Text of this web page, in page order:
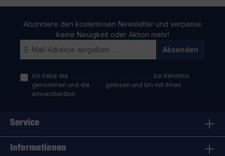
Abonniere den kostenlosen Newsletter und verpasse
keine Neuigkeit oder Aktion mehr!
Absenden
Ich habe die
zur Kenntnis
genommen und die
gelesen und bin mit ihnen
einverstanden.
Service
Informationen